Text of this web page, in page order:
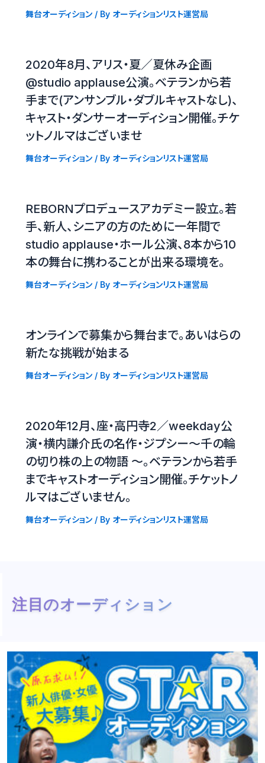
舞台オーディション/ By オーディションリスト運営局
2020年8月、アリス・夏／夏休み企画
@studio applause公演。ベテランから若
手まで(アンサンブル・ダブルキャストなし)、
キャスト・ダンサーオーディション開催。チケ
ットノルマはございませ
舞台オーディション/ By オーディションリスト運営局
REBORNプロデュースアカデミー設立。若
手、新人、シニアの方のために一年間で
studio applause・ホール公演、8本から10
本の舞台に携わることが出来る環境を。
舞台オーディション/ By オーディションリスト運営局
オンラインで募集から舞台まで。あいはらの
新たな挑戦が始まる
舞台オーディション/ By オーディションリスト運営局
2020年12月、座・高円寺2／weekday公
演・横内謙介氏の名作・ジプシー〜千の輪
の切り株の上の物語 〜。ベテランから若手
までキャストオーディション開催。チケットノ
ルマはございません。
舞台オーディション/ By オーディションリスト運営局
注目のオーディション